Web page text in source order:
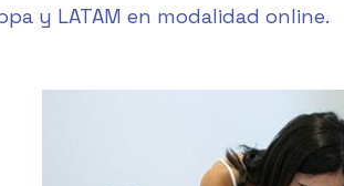
y LATAM en modalidad online.